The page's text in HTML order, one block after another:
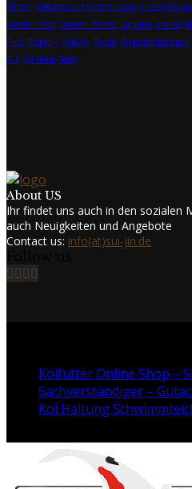
Winter Koifutter zur Unterstützung des
Koiteich Frost Koiteich Winter Lupinen market
Price Properly Quality Recipe Sauerstoffpumpen
SUI JIN Shop Sàety
About US
Ihr findet uns auch in den sozialen
auch Neuigkeiten und Angebote
Contact us: info(at)sui-jin.de
Facebook
Twitter
Instagram
Koifutter Online Shop –
Sachverständiger –
Koi Haltung